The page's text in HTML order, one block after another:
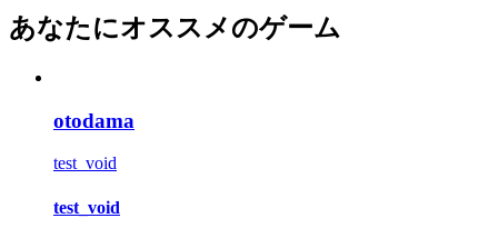
あなたにオススメのゲーム
otodama
test_void
test_void